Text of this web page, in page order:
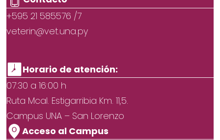
+595 21 585576 /7
veterin@vet.una.py
Horario de atención:
07:30 a 16:00 h
Ruta Mcal. Estigarribia Km. 11,5.
Campus UNA – San Lorenzo
Acceso al Campus